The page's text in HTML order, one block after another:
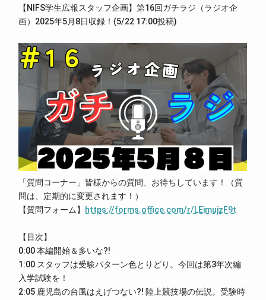
【NIFS学生広報スタッフ企画】第16回ガチラジ（ラジオ企
画）2025年5月8日収録！(5/22 17:00投稿)
「質問コーナー」皆様からの質問、お待ちしています！（質
問は、定期的に変更されます！）
【質問フォーム】 https://forms.office.com/r/LEimujzF9t
【目次】
0:00 本編開始＆多いな?!
1:00 スタッフは受験パターン色とりどり。今回は第3年次編
入学試験を！
2:05 鹿児島の台風はえげつない?! 陸上競技場の伝説。受験時